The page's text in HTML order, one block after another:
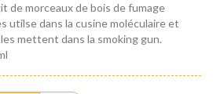
de morceaux de bois de fumage
utilse dans la cusine moléculaire et
mettent dans la smoking gun.